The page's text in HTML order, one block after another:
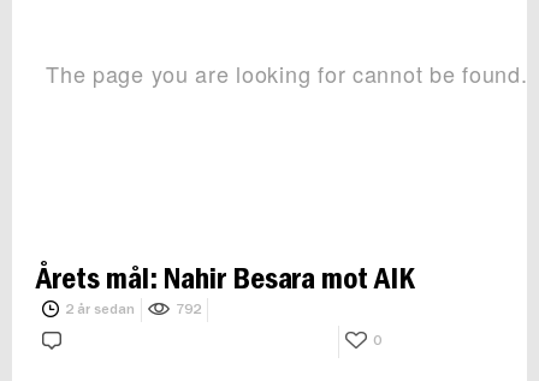
Årets mål: Nahir Besara mot AIK
2 år sedan 792
0